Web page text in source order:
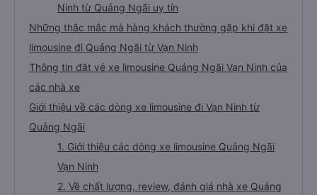
Ninh từ Quảng Ngãi uy tín
Những thắc mắc mà hàng khách thường gặp khi đặt xe
limousine đi Quảng Ngãi từ Vạn Ninh
Thông tin đặt vé xe limousine Quảng Ngãi Vạn Ninh của
các nhà xe
Giới thiệu về các dòng xe limousine đi Vạn Ninh từ
Quảng Ngãi
1. Giới thiệu các dòng xe limousine Quảng Ngãi
Vạn Ninh
2. Về chất lượng, review, đánh giá nhà xe Quảng